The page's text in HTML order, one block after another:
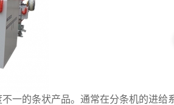
的条状产品。通常在分条机的进给